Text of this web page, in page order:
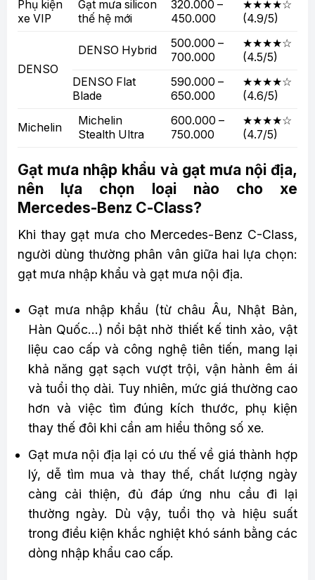
Phụ kiện
xe VIP
Gạt mưa silicon
thế hệ mới
320.000 –
450.000
★★★★☆
(4.9/5)
DENSO
DENSO Hybrid
500.000 –
700.000
★★★★☆
(4.5/5)
DENSO Flat
Blade
590.000 –
650.000
★★★★☆
(4.6/5)
Michelin
Michelin
Stealth Ultra
600.000 –
750.000
★★★★☆
(4.7/5)
Gạt mưa nhập khẩu và gạt mưa nội địa,
nên lựa chọn loại nào cho xe
Mercedes-Benz C-Class?
Khi thay gạt mưa cho Mercedes-Benz C-Class,
người dùng thường phân vân giữa hai lựa chọn:
gạt mưa nhập khẩu và gạt mưa nội địa.
Gạt mưa nhập khẩu (từ châu Âu, Nhật Bản,
Hàn Quốc…) nổi bật nhờ thiết kế tinh xảo, vật
liệu cao cấp và công nghệ tiên tiến, mang lại
khả năng gạt sạch vượt trội, vận hành êm ái
và tuổi thọ dài. Tuy nhiên, mức giá thường cao
hơn và việc tìm đúng kích thước, phụ kiện
thay thế đôi khi cần am hiểu thông số xe.
Gạt mưa nội địa lại có ưu thế về giá thành hợp
lý, dễ tìm mua và thay thế, chất lượng ngày
càng cải thiện, đủ đáp ứng nhu cầu đi lại
thường ngày. Dù vậy, tuổi thọ và hiệu suất
trong điều kiện khắc nghiệt khó sánh bằng các
dòng nhập khẩu cao cấp.